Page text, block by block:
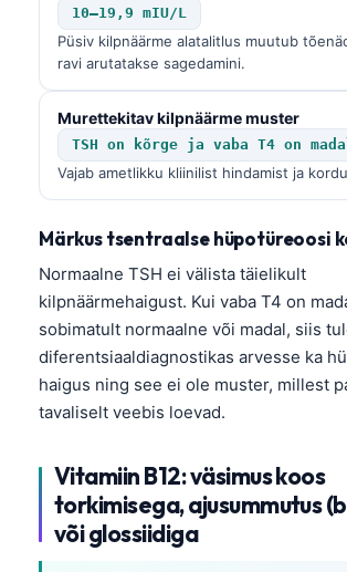
10–19,9 mIU/L
Püsiv kilpnäärme alatalitlus muutub
ravi arutatakse sagedamini.
Murettekitav kilpnäärme muster
TSH on kõrge ja vaba T4 on
Vajab ametlikku kliinilist hindamist ja
Märkus tsentraalse hüpotüreoosi
Normaalne TSH ei välista täielikult
kilpnäärmehaigust. Kui vaba T4 on
sobimatult normaalne või madal, siis
diferentsiaaldiagnostikas arvesse ka
haigus ning see ei ole muster, millest
tavaliselt veebis loevad.
Vitamiin B12: väsimus koos
torkimisega, ajusummutus
või glossiidiga
Català
Қазақ тілі
Hrvatski
Slovenčina
پښتو
سنڌي
සිංහල
Galego
Latviešu valoda
Euskara
Gàidhlig